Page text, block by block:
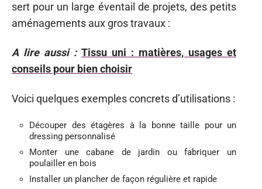
sert pour un large éventail de projets, des petits
aménagements aux gros travaux :
A lire aussi : Tissu uni : matières, usages et
conseils pour bien choisir
Voici quelques exemples concrets d’utilisations :
Découper des étagères à la bonne taille pour un
dressing personnalisé
Monter une cabane de jardin ou fabriquer un
poulailler en bois
Installer un plancher de façon régulière et rapide